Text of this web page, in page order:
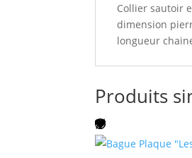
Collier sautoir
dimension
longueur
Produits